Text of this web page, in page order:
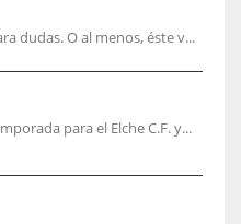
dudas. O al menos, éste v...
para el Elche C.F. y...